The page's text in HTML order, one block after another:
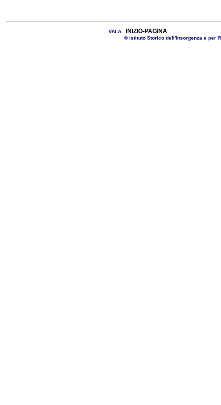
VAI A INIZIO-PAGINA
© Istituto Storico dell'Insorgenza e per